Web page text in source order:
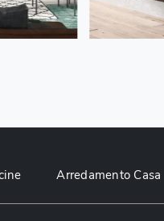
Arredamento Casa